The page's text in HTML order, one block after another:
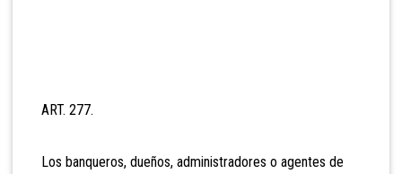
ART. 277.
Los banqueros, dueños, administradores o agentes de